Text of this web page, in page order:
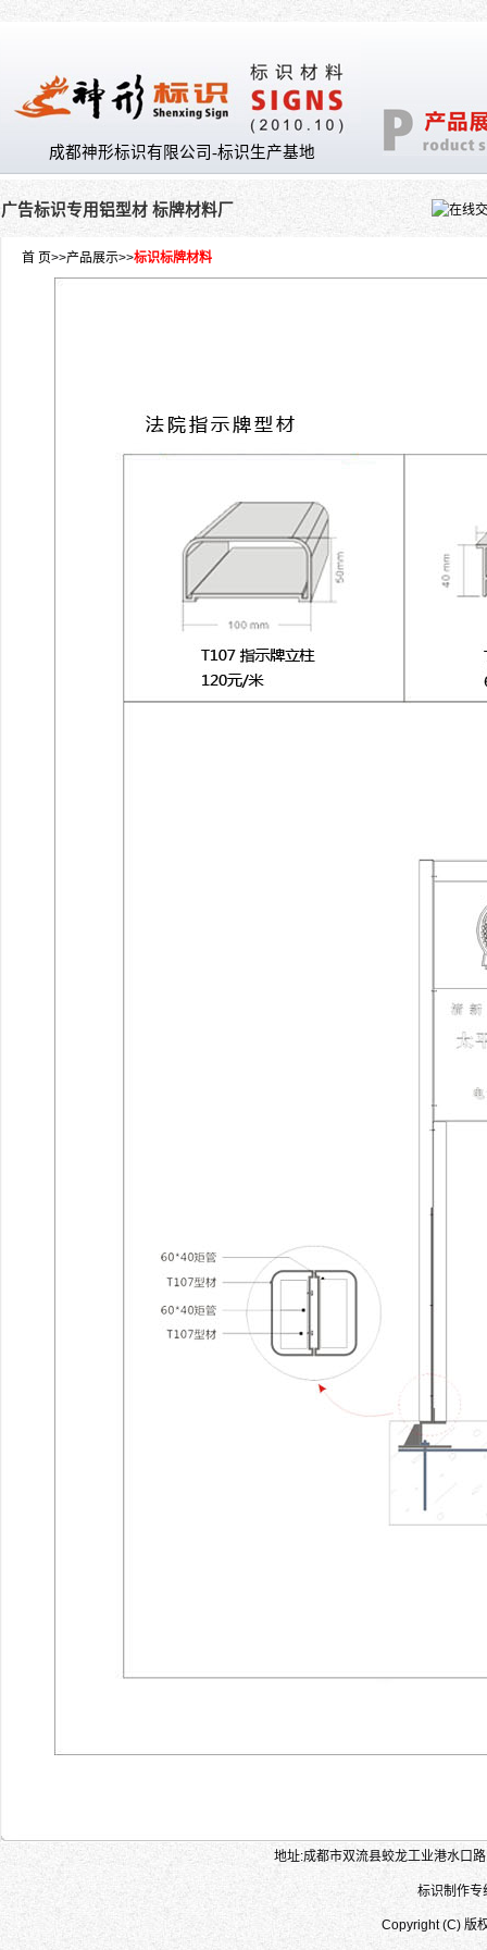
成都神形标识有限公司-标识生产基地
广告标识专用铝型材 标牌材料厂
首 页>>产品展示>>标识标牌材料
地址:成都市双流县蛟龙工业港水口
标识制作
Copyright (C) 版